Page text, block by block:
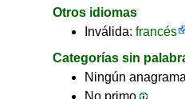
Otros idiomas
Inválida: francés
Categorías sin
Ningún anagrama
No primo